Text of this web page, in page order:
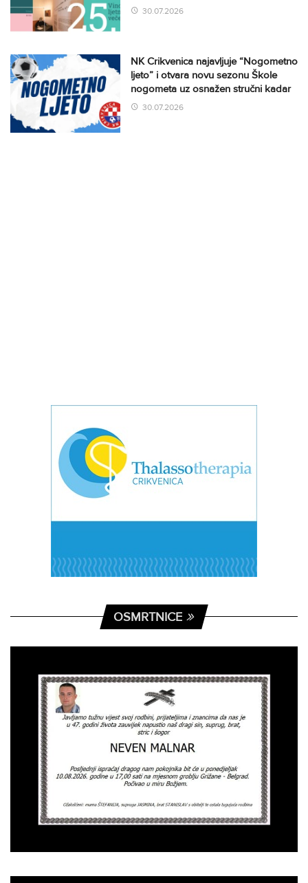
30.07.2026
NK Crikvenica najavljuje “Nogometno
ljeto” i otvara novu sezonu Škole
nogometa uz osnažen stručni kadar
30.07.2026
OSMRTNICE